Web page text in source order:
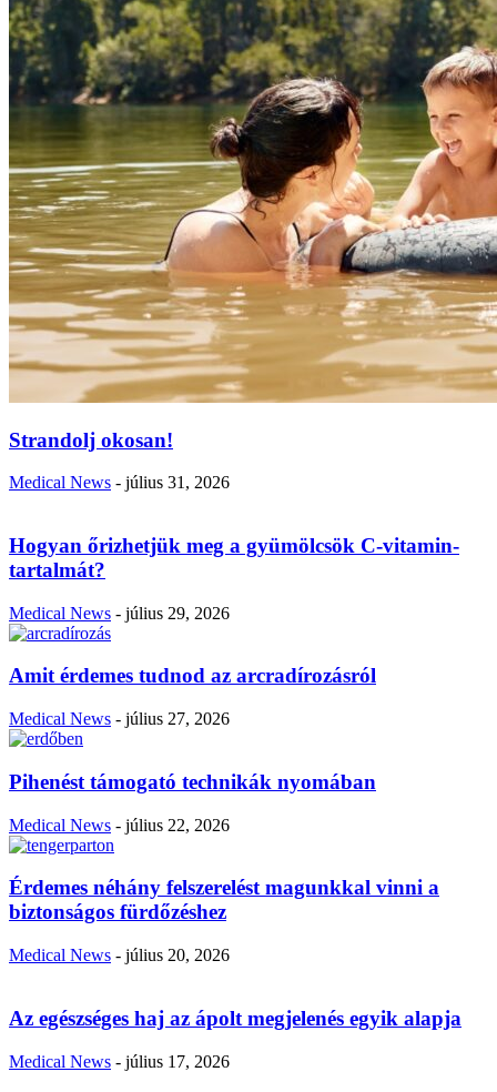
Strandolj okosan!
Medical News - július 31, 2026
Hogyan őrizhetjük meg a gyümölcsök C-vitamin-
tartalmát?
Medical News - július 29, 2026
Amit érdemes tudnod az arcradírozásról
Medical News - július 27, 2026
Pihenést támogató technikák nyomában
Medical News - július 22, 2026
Érdemes néhány felszerelést magunkkal vinni a
biztonságos fürdőzéshez
Medical News - július 20, 2026
Az egészséges haj az ápolt megjelenés egyik alapja
Medical News - július 17, 2026